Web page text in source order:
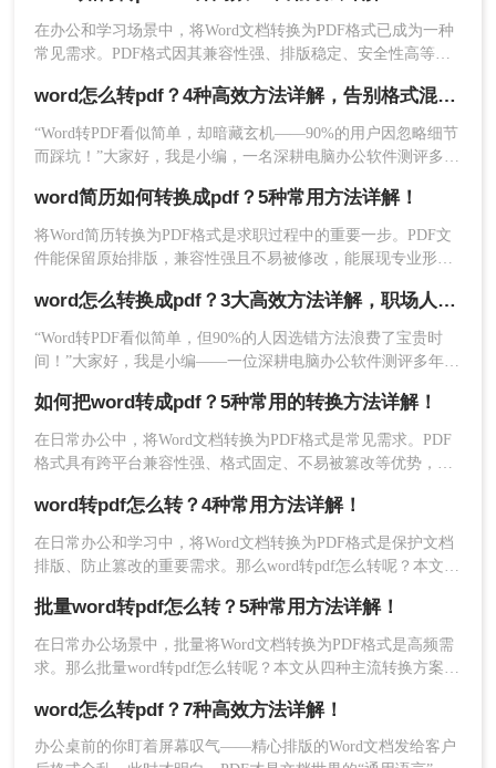
粘贴代码
：将以下VBA代码复制粘贴到代码窗
口中：
Sub BatchConvertWordToPDF()
   Dim FileDialog As FileDialog
   Dim FileSelected As Variant
   Dim WordApp As Word.Application
   Dim Doc As Word.Document
   Dim PDFName As String
WordApp.Visible = False '后台运行，
   '选择源文件夹
Set FileDialog =
FileDialog.Title = "选择包含Word文件
       '获取文件夹路径
FolderPath =
       '获取所有.doc和.docx文件
       Do While FileName <> ""
Set Doc =
'生成PDF文件名（与源文件同名，
PDFName = Left(FileName,
在办公和学习场景中，将Word文档转换为PDF格式已成为一种
常见需求。PDF格式因其兼容性强、排版稳定、安全性高等特
乱问题。那么word如何转pdf呢？本文将详细介绍5种高效且常
用的Word转PDF方法，帮助用户根据实际需求选择最合适的方
式。
word怎么转pdf？4种高效方法详解，告别格式混乱！
“Word转PDF看似简单，却暗藏玄机——90%的用户因忽略细节
而踩坑！”大家好，我是小编，一名深耕电脑办公软件测评多年
作者，他们常抱怨Word转PDF时格式错乱、操作繁琐或安全隐
忧
word简历如何转换成pdf？5种常用方法详解！
将Word简历转换为PDF格式是求职过程中的重要一步。PDF文
件能保留原始排版，兼容性强且不易被修改，能展现专业形
方法，涵盖不同设备和场景需求。
word怎么转换成pdf？3大高效方法详解，职场人必备技能！
“Word转PDF看似简单，但90%的人因选错方法浪费了宝贵时
间！”大家好，我是小编——一位深耕电脑办公软件测评多年的
错乱，还得手动调整，太折腾了！”尤其对于职场办公人群和自
媒体创作者而言，Word转PDF的需求高频且关键：报告提交、
合同归档、内容分发……任何格式失误都可能导致专业形象受
如何把word转成pdf？5种常用的转换方法详解！
在日常办公中，将Word文档转换为PDF格式是常见需求。PDF
格式具有跨平台兼容性强、格式固定、不易被篡改等优势，尤
本文将介绍5种常用的转换方法，涵盖从免费工具到专业软件的
多种选择。
word转pdf怎么转？4种常用方法详解！
在日常办公和学习中，将Word文档转换为PDF格式是保护文档
排版、防止篡改的重要需求。那么word转pdf怎么转呢？本文将
批量word转pdf怎么转？5种常用方法详解！
在日常办公场景中，批量将Word文档转换为PDF格式是高频需
求。那么批量word转pdf怎么转呢？本文从四种主流转换方案，
word怎么转pdf？7种高效方法详解！
办公桌前的你盯着屏幕叹气——精心排版的Word文档发给客户